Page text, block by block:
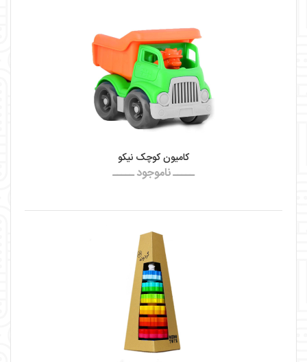
کامیون کوچک نیکو
ـــــ ناموجود ـــــ